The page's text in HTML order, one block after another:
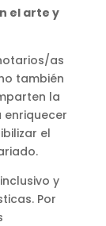
el arte y
as
también
la
enriquecer
el
y
Por